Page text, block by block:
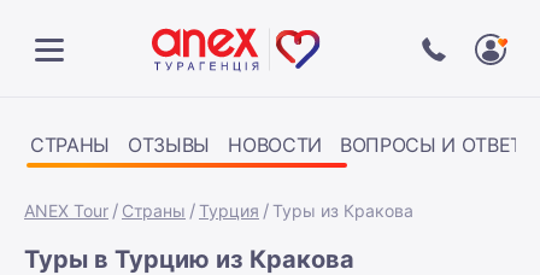
СТРАНЫ ОТЗЫВЫ НОВОСТИ ВОПРОСЫ И ОТВЕТЫ
ANEX Tour Страны Турция Туры из Кракова
Туры в Турцию из Кракова